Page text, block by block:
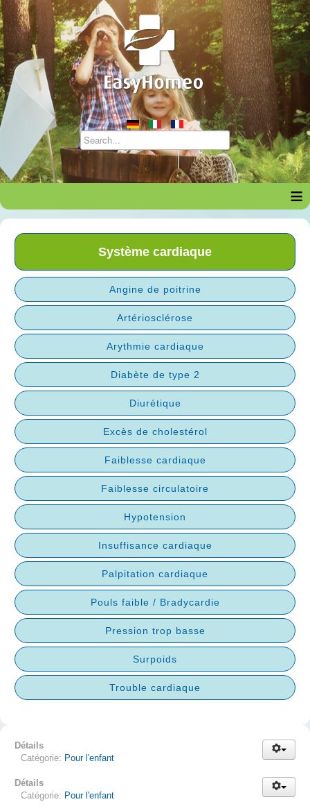
≡
Système cardiaque
Angine de poitrine
Artériosclérose
Arythmie cardiaque
Diabète de type 2
Diurétique
Excès de cholestérol
Faiblesse cardiaque
Faiblesse circulatoire
Hypotension
Insuffisance cardiaque
Palpitation cardiaque
Pouls faible / Bradycardie
Pression trop basse
Surpoids
Trouble cardiaque
Détails
Catégorie: Pour l'enfant
Détails
Catégorie: Pour l'enfant